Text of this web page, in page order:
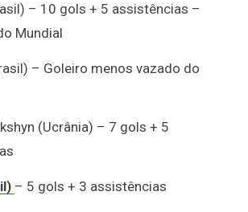
– 10 gols + 5 assistências –
Mundial
– Goleiro menos vazado do
(Ucrânia) – 7 gols + 5
– 5 gols + 3 assistências